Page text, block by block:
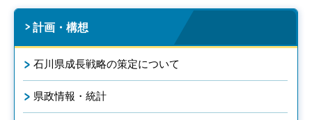
計画・構想
石川県成長戦略の策定について
県政情報・統計